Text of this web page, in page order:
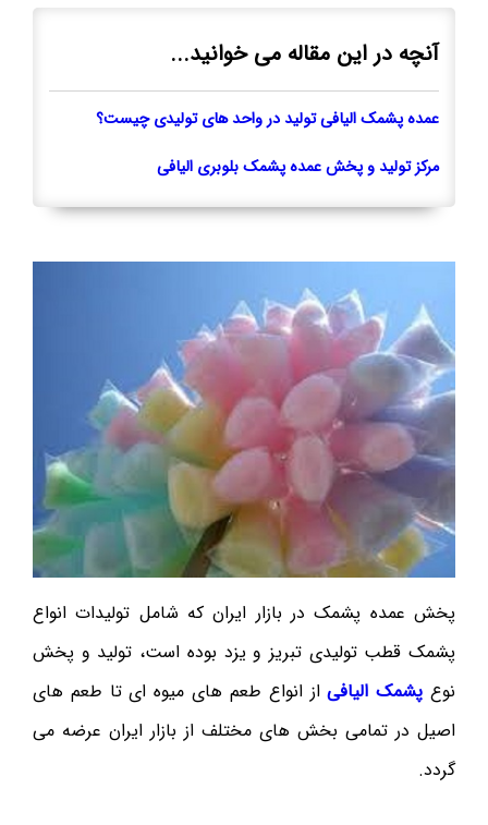
آنچه در این مقاله می خوانید...
عمده پشمک الیافی تولید در واحد های تولیدی چیست؟
مرکز تولید و پخش عمده پشمک بلوبری الیافی
پخش عمده پشمک در بازار ایران که شامل تولیدات انواع
پشمک قطب تولیدی تبریز و یزد بوده است، تولید و پخش
نوع پشمک الیافیاز انواع طعم های میوه ای تا طعم های
اصیل در تمامی بخش های مختلف از بازار ایران عرضه می
گردد.